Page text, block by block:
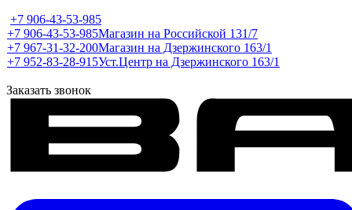
+7 906-43-53-985
+7 906-43-53-985Магазин на Российской 131/7
+7 967-31-32-200Магазин на Дзержинского 163/1
+7 952-83-28-915Уст.Центр на Дзержинского 163/1
Заказать звонок